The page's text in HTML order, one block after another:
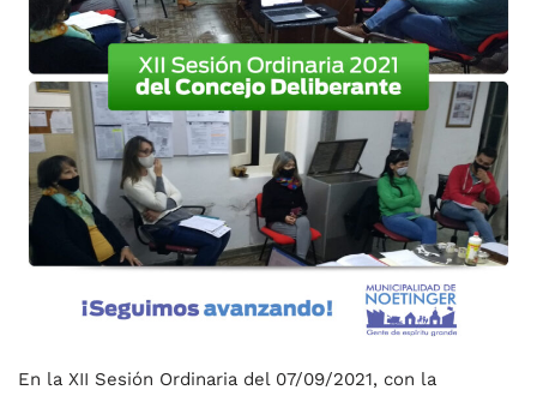
En la XII Sesión Ordinaria del 07/09/2021, con la